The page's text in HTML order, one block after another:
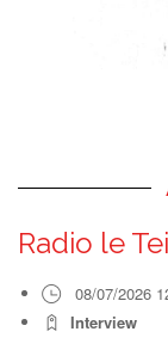
Radio le
08/07/2026
Interview